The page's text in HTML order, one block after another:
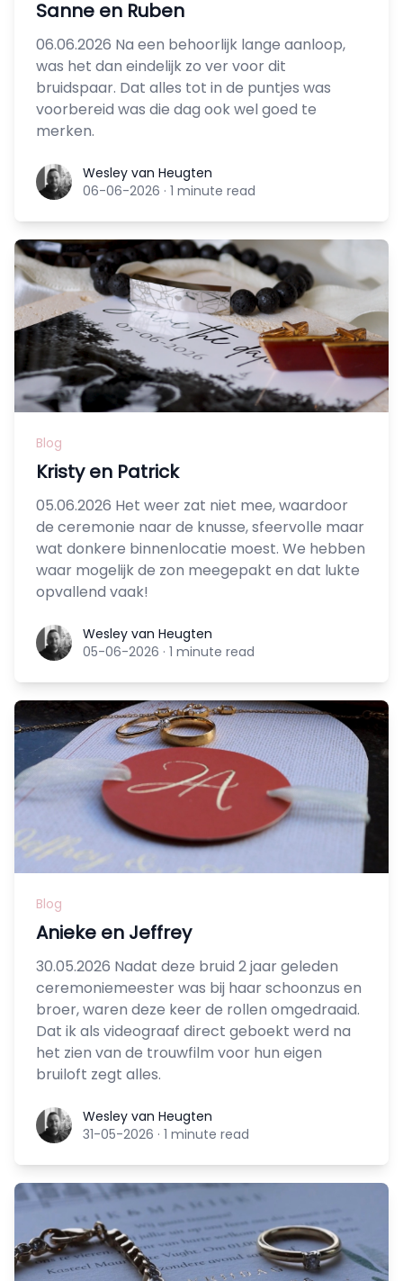
Sanne en Ruben
06.06.2026 Na een behoorlijk lange aanloop,
was het dan eindelijk zo ver voor dit
bruidspaar. Dat alles tot in de puntjes was
voorbereid was die dag ook wel goed te
merken.
Wesley van Heugten
Wesley van Heugten
06-06-2026 · 1 minute read
Blog
Kristy en Patrick
05.06.2026 Het weer zat niet mee, waardoor
de ceremonie naar de knusse, sfeervolle maar
wat donkere binnenlocatie moest. We hebben
waar mogelijk de zon meegepakt en dat lukte
opvallend vaak!
Wesley van Heugten
Wesley van Heugten
05-06-2026 · 1 minute read
Blog
Anieke en Jeffrey
30.05.2026 Nadat deze bruid 2 jaar geleden
ceremoniemeester was bij haar schoonzus en
broer, waren deze keer de rollen omgedraaid.
Dat ik als videograaf direct geboekt werd na
het zien van de trouwfilm voor hun eigen
bruiloft zegt alles.
Wesley van Heugten
Wesley van Heugten
31-05-2026 · 1 minute read